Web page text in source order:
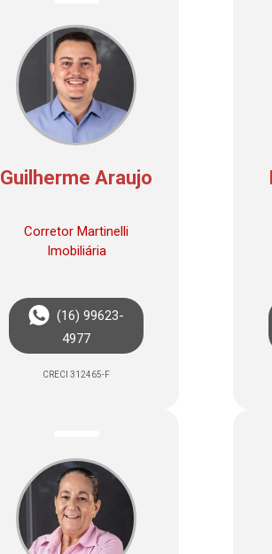
Guilherme Araujo
Corretor Martinelli
Imobiliária
(16) 99623-
4977
CRECI 312465-F